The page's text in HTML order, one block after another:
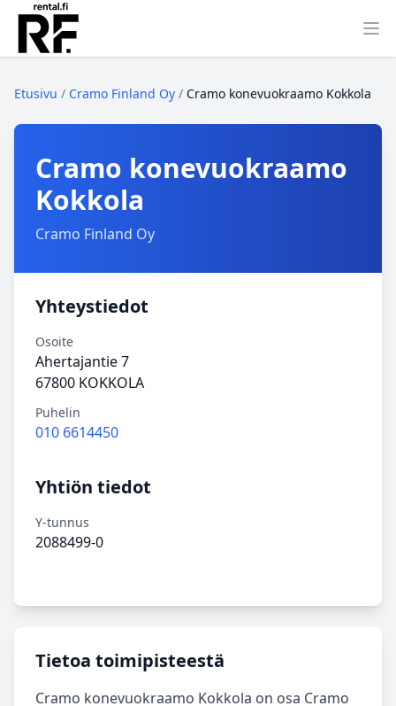
Etusivu / Cramo Finland Oy / Cramo konevuokraamo Kokkola
Cramo konevuokraamo
Kokkola
Cramo Finland Oy
Yhteystiedot
Osoite
Ahertajantie 7
67800 KOKKOLA
Puhelin
010 6614450
Yhtiön tiedot
Y-tunnus
2088499-0
Tietoa toimipisteestä
Cramo konevuokraamo Kokkola on osa Cramo